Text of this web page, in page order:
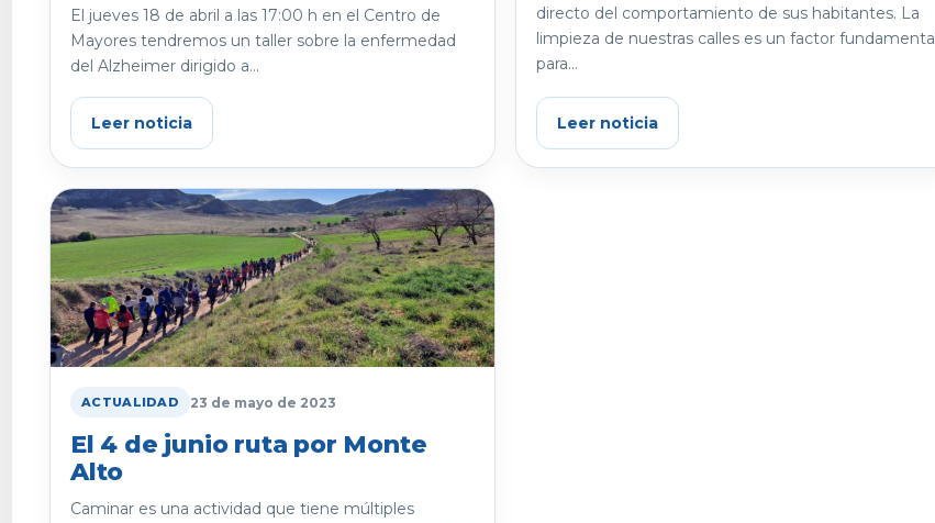
El jueves 18 de abril a las 17:00 h en el Centro de
Mayores tendremos un taller sobre la enfermedad
del Alzheimer dirigido a...
Leer noticia
directo del comportamiento de sus habitantes. La
limpieza de nuestras calles es un factor fundamental
para...
Leer noticia
ACTUALIDAD 23 de mayo de 2023
El 4 de junio ruta por Monte
Alto
Caminar es una actividad que tiene múltiples